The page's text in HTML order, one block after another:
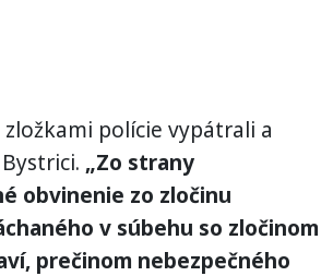
polície vypátrali a
„Zo strany
obvinenie zo zločinu
v súbehu so zločinom
prečinom nebezpečného